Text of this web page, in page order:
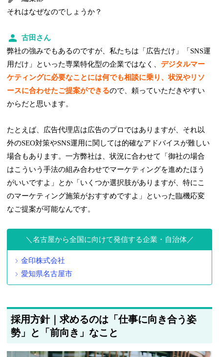
それはなぜなのでしょうか？
古田さん
弊社の強みでもあるのですが、私たちは「広告だけ」「SNS運
用だけ」といった専業特化型の企業ではなく、デジタルマー
ケティングに必要なことには何でも相談に乗り、状況やリソ
ースに合わせたご提案ができるので、頼っていただきやすい
からだと思います。
たとえば、広告代理店は広告のプロではありますが、それ以
外のSEO対策やSNS運用に関しては的確なアドバイスが難しい
場合もあります。一方弊社は、状況に合わせて「御社の場合
はこういう手法の組み合わせでマーケティングを進めたほう
がいいですよ」とか「いくつか選択肢がありますが、特にこ
のマーケティング施策がおすすめですよ」といった臨機応変
なご提案が可能なんです。
名古屋から全国に向けて発信する企業・自治体
金印株式会社
愛知県名古屋市
採用方針｜求めるのは「仕事に向き合う姿
勢」と「前向き」なこと